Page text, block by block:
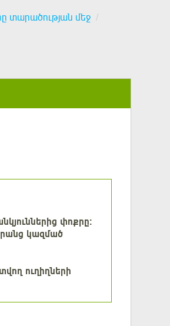
տարածության մեջ
փոքրը:
կազմած
ուղիղների